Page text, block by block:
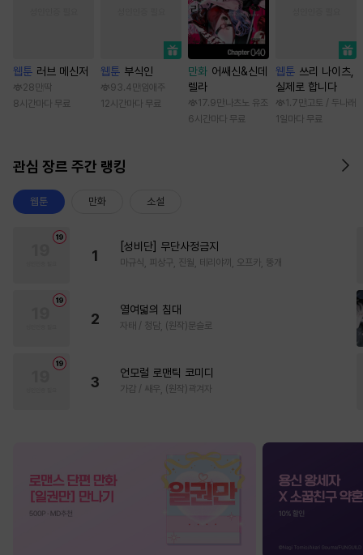
웹툰 러브 메신저
28만 딱
8시간마다 무료
웹툰 부식인
93.4만 임애주
12시간마다 무료
만화 어쌔신&신데
렐라
17.9만 나츠노 유조
6시간마다 무료
웹툰 쓰리 나이츠,
실제로 합니다
1.7만 고토 / 두나래
1일마다 무료
관심 장르 주간 랭킹
웹툰 만화 소설
1
[성비단] 무단사정금지
마규식, 피상구, 진월, 테리야끼, 오프카, 뚱개
2
열여덟의 침대
자태 / 청담, (원작)문슬로
3
언모럴 로맨틱 코미디
가감 / 쌔우, (원작)곽겨자